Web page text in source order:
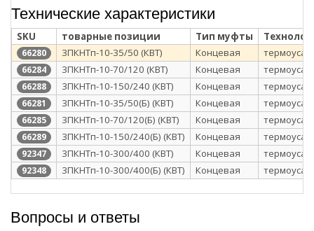
Технические характеристики
SKU товарные позиции Тип муфты
66280 3ПКНТп-10-35/50 (КВТ) Концевая
66284 3ПКНТп-10-70/120 (КВТ) Концевая
66288 3ПКНТп-10-150/240 (КВТ) Концевая
66281 3ПКНТп-10-35/50(Б) (КВТ) Концевая
66285 3ПКНТп-10-70/120(Б) (КВТ) Концевая
66289 3ПКНТп-10-150/240(Б) (КВТ) Концевая
92347 3ПКНТп-10-300/400 (КВТ) Концевая
92348 3ПКНТп-10-300/400(Б) (КВТ) Концевая
Вопросы и ответы